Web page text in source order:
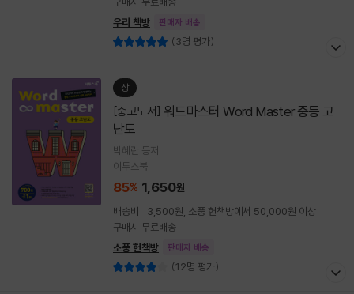
우리 책방
판매자 배송
(3명 평가)
상
[중고도서]
난도
박혜란 등저
이투스북
85% 1,650원
배송비 : 3,500원, 소풍 헌책방에서 50,000원 이상
구매시 무료배송
소풍 헌책방
판매자 배송
(12명 평가)